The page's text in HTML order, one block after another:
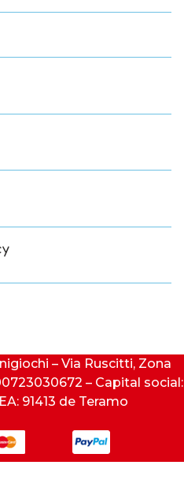
– Via Ruscitti, Zona
– Capital social:
91413 de Teramo